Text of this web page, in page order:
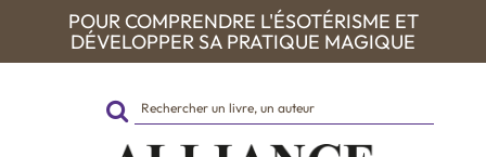
POUR COMPRENDRE L'ÉSOTÉRISME ET
DÉVELOPPER SA PRATIQUE MAGIQUE
Rechercher
sur
le